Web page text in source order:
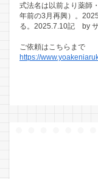
式法名は以前より薬師
年前の3月再興）。
る。2025.7.10記 by
ご依頼はこちらまで
https://